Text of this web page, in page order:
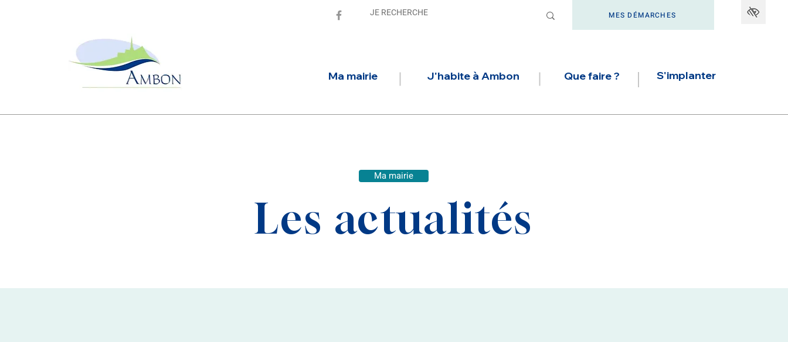
MES DÉMARCHES
Ma mairie J'habite à Ambon Que faire ? S'implanter
Ma mairie
Les actualités